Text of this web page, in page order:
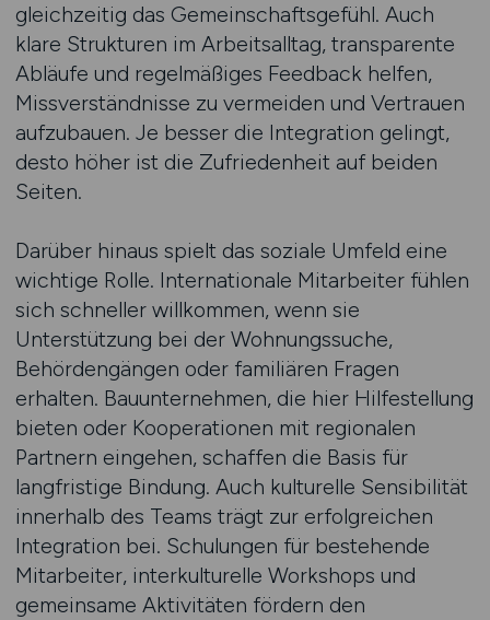
gleichzeitig das Gemeinschaftsgefühl. Auch
klare Strukturen im Arbeitsalltag, transparente
Abläufe und regelmäßiges Feedback helfen,
Missverständnisse zu vermeiden und Vertrauen
aufzubauen. Je besser die Integration gelingt,
desto höher ist die Zufriedenheit auf beiden
Seiten.
Darüber hinaus spielt das soziale Umfeld eine
wichtige Rolle. Internationale Mitarbeiter fühlen
sich schneller willkommen, wenn sie
Unterstützung bei der Wohnungssuche,
Behördengängen oder familiären Fragen
erhalten. Bauunternehmen, die hier Hilfestellung
bieten oder Kooperationen mit regionalen
Partnern eingehen, schaffen die Basis für
langfristige Bindung. Auch kulturelle Sensibilität
innerhalb des Teams trägt zur erfolgreichen
Integration bei. Schulungen für bestehende
Mitarbeiter, interkulturelle Workshops und
gemeinsame Aktivitäten fördern den